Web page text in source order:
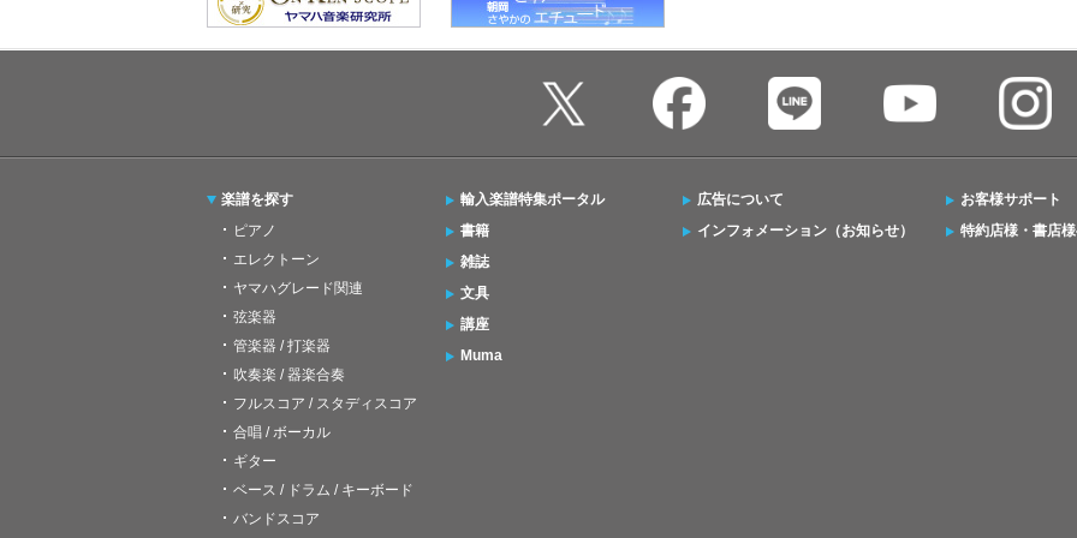
楽譜を探す
ピアノ
エレクトーン
ヤマハグレード関連
弦楽器
管楽器 / 打楽器
吹奏楽 / 器楽合奏
フルスコア / スタディスコア
合唱 / ボーカル
ギター
ベース / ドラム / キーボード
バンドスコア
輸入楽譜特集ポータル
書籍
雑誌
文具
講座
Muma
広告について
インフォメーション（お知らせ）
お客様サポート
特約店様・書店